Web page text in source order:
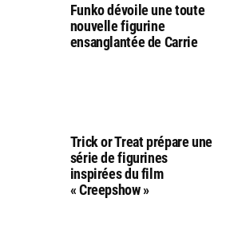
Funko dévoile une toute
nouvelle figurine
ensanglantée de Carrie
Trick or Treat prépare une
série de figurines
inspirées du film
« Creepshow »